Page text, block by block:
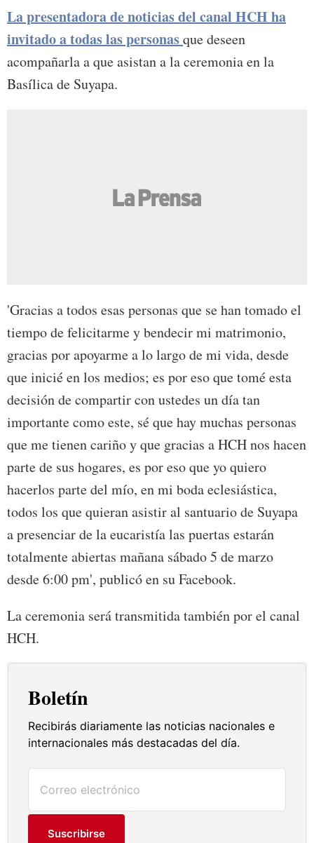
La presentadora de noticias del canal HCH ha
invitado a todas las personasque deseen
acompañarla a que asistan a la ceremonia en la
Basílica de Suyapa.
'Gracias a todos esas personas que se han tomado el
tiempo de felicitarme y bendecir mi matrimonio,
gracias por apoyarme a lo largo de mi vida, desde
que inicié en los medios; es por eso que tomé esta
decisión de compartir con ustedes un día tan
importante como este, sé que hay muchas personas
que me tienen cariño y que gracias a HCH nos hacen
parte de sus hogares, es por eso que yo quiero
hacerlos parte del mío, en mi boda eclesiástica,
todos los que quieran asistir al santuario de Suyapa
a presenciar de la eucaristía las puertas estarán
totalmente abiertas mañana sábado 5 de marzo
desde 6:00 pm', publicó en su Facebook.
La ceremonia será transmitida también por el canal
HCH.
Boletín
Recibirás diariamente las noticias nacionales e
internacionales más destacadas del día.
Suscribirse